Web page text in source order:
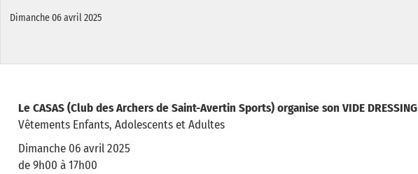
Dimanche 06 avril 2025
Le CASAS (Club des Archers de Saint-Avertin Sports) organise son VIDE DRESSING
Vêtements Enfants, Adolescents et Adultes
Dimanche 06 avril 2025
de 9h00 à 17h00